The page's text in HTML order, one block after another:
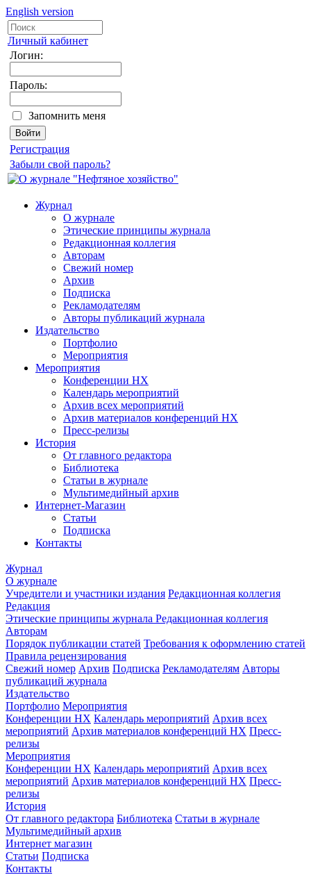
English version
Личный кабинет
Логин:
Пароль:
Запомнить меня
Регистрация
Забыли свой пароль?
Журнал
О журнале
Этические принципы журнала
Редакционная коллегия
Авторам
Свежий номер
Архив
Подписка
Рекламодателям
Авторы публикаций журнала
Издательство
Портфолио
Мероприятия
Мероприятия
Конференции НХ
Календарь мероприятий
Архив всех мероприятий
Архив материалов конференций НХ
Пресс-релизы
История
От главного редактора
Библиотека
Статьи в журнале
Мультимедийный архив
Интернет-Магазин
Статьи
Подписка
Контакты
Журнал
О журнале
Учредители и участники издания Редакционная коллегия
Редакция
Этические принципы журнала Редакционная коллегия
Авторам
Порядок публикации статей Требования к оформлению статей
Правила рецензирования
Свежий номер Архив Подписка Рекламодателям Авторы
публикаций журнала
Издательство
Портфолио Мероприятия
Конференции НХ Календарь мероприятий Архив всех
мероприятий Архив материалов конференций НХ Пресс-
релизы
Мероприятия
Конференции НХ Календарь мероприятий Архив всех
мероприятий Архив материалов конференций НХ Пресс-
релизы
История
От главного редактора Библиотека Статьи в журнале
Мультимедийный архив
Интернет магазин
Статьи Подписка
Контакты